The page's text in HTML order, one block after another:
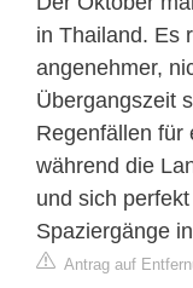
in Thailand. Es
angenehmer,
Übergangszeit
Regenfällen für
während die
und sich
Spaziergänge
Antrag auf